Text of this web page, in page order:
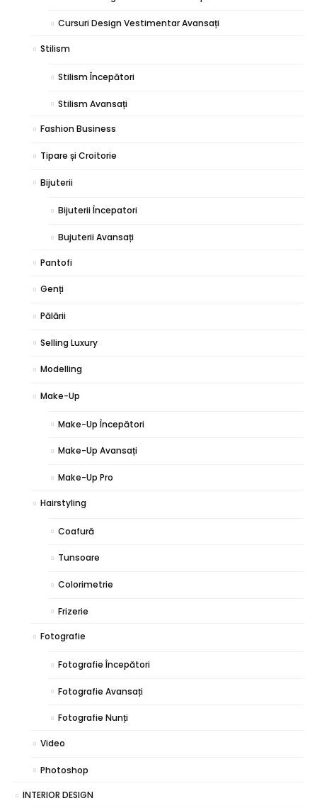
Cursuri Design Vestimentar Avansați
Stilism
Stilism Începători
Stilism Avansați
Fashion Business
Tipare și Croitorie
Bijuterii
Bijuterii Începatori
Bujuterii Avansați
Pantofi
Genți
Pălării
Selling Luxury
Modelling
Make-Up
Make-Up Începători
Make-Up Avansați
Make-Up Pro
Hairstyling
Coafură
Tunsoare
Colorimetrie
Frizerie
Fotografie
Fotografie Începători
Fotografie Avansați
Fotografie Nunți
Video
Photoshop
INTERIOR DESIGN